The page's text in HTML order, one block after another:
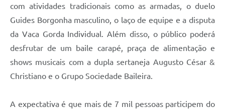
com atividades tradicionais como as armadas, o duelo
Guides Borgonha masculino, o laço de equipe e a disputa
da Vaca Gorda Individual. Além disso, o público poderá
desfrutar de um baile carapé, praça de alimentação e
shows musicais com a dupla sertaneja Augusto César &
Christiano e o Grupo Sociedade Baileira.
A expectativa é que mais de 7 mil pessoas participem do